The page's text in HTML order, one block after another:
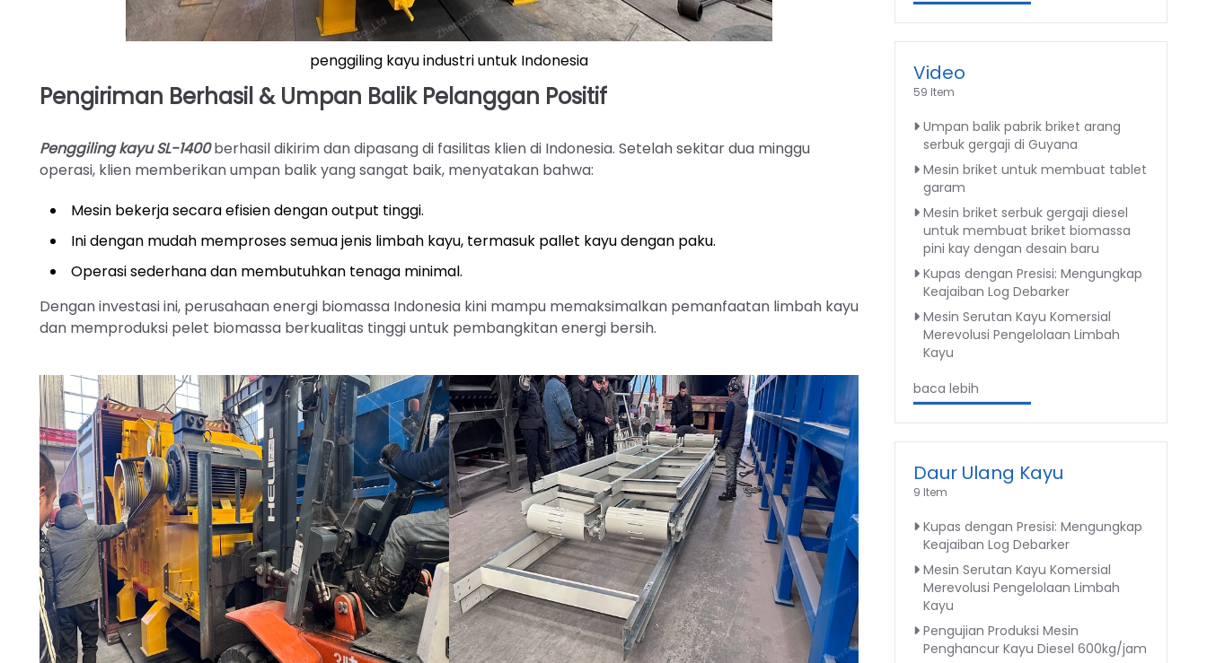
penggiling kayu industri untuk Indonesia
Pengiriman Berhasil & Umpan Balik Pelanggan Positif
Penggiling kayu SL-1400berhasil dikirim dan dipasang di fasilitas klien di Indonesia. Setelah sekitar dua minggu
operasi, klien memberikan umpan balik yang sangat baik, menyatakan bahwa:
Mesin bekerja secara efisien dengan output tinggi.
Ini dengan mudah memproses semua jenis limbah kayu, termasuk pallet kayu dengan paku.
Operasi sederhana dan membutuhkan tenaga minimal.
Dengan investasi ini, perusahaan energi biomassa Indonesia kini mampu memaksimalkan pemanfaatan limbah kayu
dan memproduksi pelet biomassa berkualitas tinggi untuk pembangkitan energi bersih.
Video
59 Item
Umpan balik pabrik briket arang
serbuk gergaji di Guyana
Mesin briket untuk membuat tablet
garam
Mesin briket serbuk gergaji diesel
untuk membuat briket biomassa
pini kay dengan desain baru
Kupas dengan Presisi: Mengungkap
Keajaiban Log Debarker
Mesin Serutan Kayu Komersial
Merevolusi Pengelolaan Limbah
Kayu
baca lebih
Daur Ulang Kayu
9 Item
Kupas dengan Presisi: Mengungkap
Keajaiban Log Debarker
Mesin Serutan Kayu Komersial
Merevolusi Pengelolaan Limbah
Kayu
Pengujian Produksi Mesin
Penghancur Kayu Diesel 600kg/jam